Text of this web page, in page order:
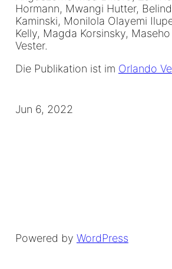
Hormann, Mwangi Hutter,
Kaminski, Monilola Olayemi
Kelly, Magda Korsinsky,
Vester.
Die Publikation ist im Orlando
Jun 6, 2022
Powered by WordPress